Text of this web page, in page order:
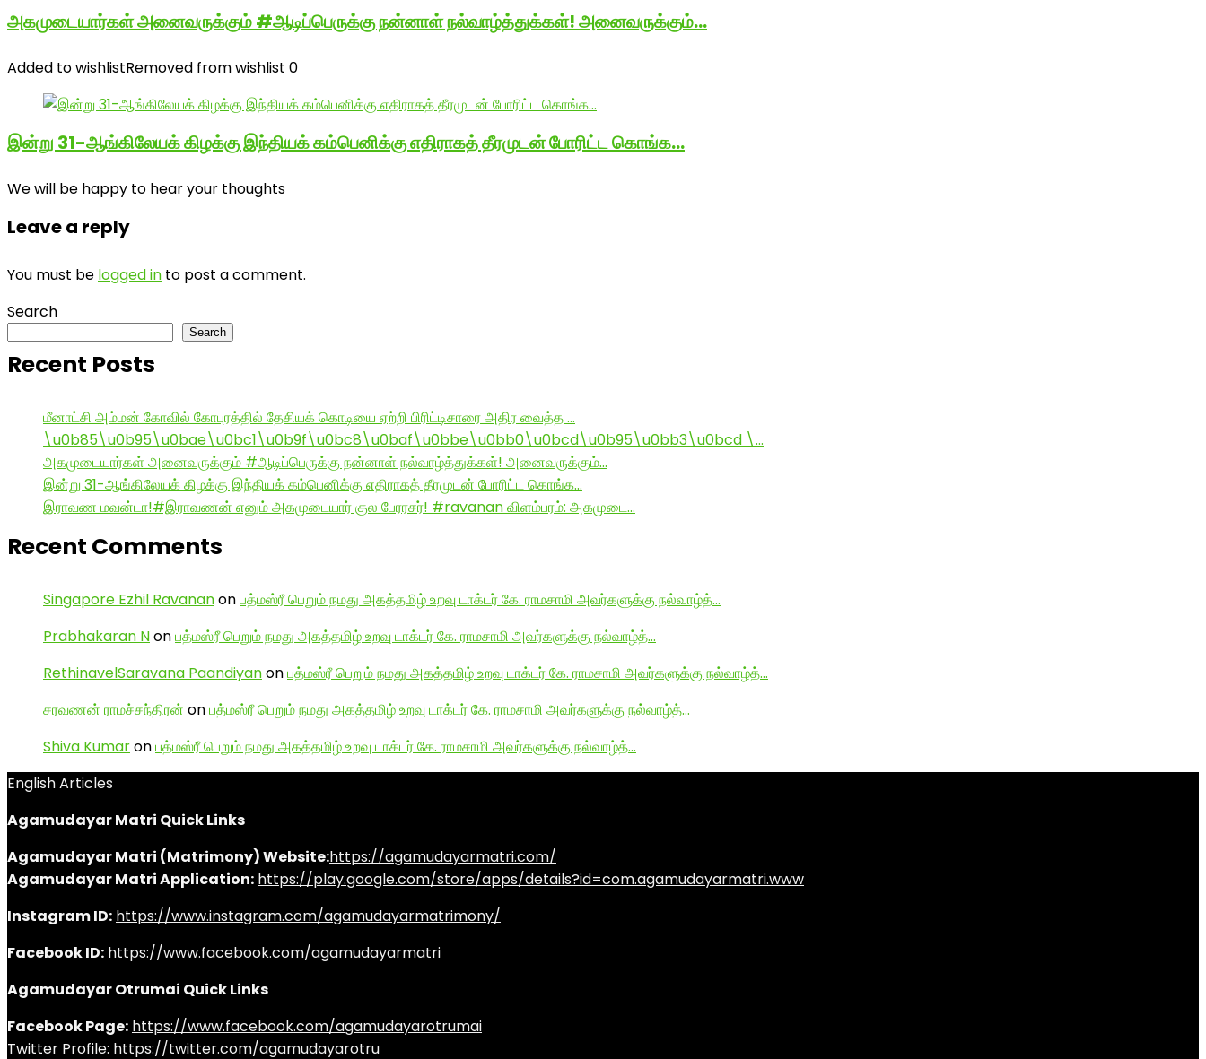
அகமுடையார்கள் அனைவருக்கும் #ஆடிப்பெருக்கு நன்னாள் நல்வாழ்த்துக்கள்! அனைவருக்கும்…
Added to wishlistRemoved from wishlist 0
இன்று 31-ஆங்கிலேயக் கிழக்கு இந்தியக் கம்பெனிக்கு எதிராகத் தீரமுடன் போரிட்ட கொங்க…
We will be happy to hear your thoughts
Leave a reply
You must be logged in to post a comment.
Search
Search
Recent Posts
மீனாட்சி அம்மன் கோவில் கோபுரத்தில் தேசியக் கொடியை ஏற்றி பிரிட்டிசாரை அதிர வைத்த …
\u0b85\u0b95\u0bae\u0bc1\u0b9f\u0bc8\u0baf\u0bbe\u0bb0\u0bcd\u0b95\u0bb3\u0bcd \…
அகமுடையார்கள் அனைவருக்கும் #ஆடிப்பெருக்கு நன்னாள் நல்வாழ்த்துக்கள்! அனைவருக்கும்…
இன்று 31-ஆங்கிலேயக் கிழக்கு இந்தியக் கம்பெனிக்கு எதிராகத் தீரமுடன் போரிட்ட கொங்க…
இராவண மவன்டா!#இராவணன் எனும் அகமுடையார் குல பேரரசர்! #ravanan விளம்பரம்: அகமுடை…
Recent Comments
Singapore Ezhil Ravananonபத்மஸ்ரீ பெறும் நமது அகத்தமிழ் உறவு டாக்டர் கே. ராமசாமி அவர்களுக்கு நல்வாழ்த்…
Prabhakaran Nonபத்மஸ்ரீ பெறும் நமது அகத்தமிழ் உறவு டாக்டர் கே. ராமசாமி அவர்களுக்கு நல்வாழ்த்…
RethinavelSaravana Paandiyanonபத்மஸ்ரீ பெறும் நமது அகத்தமிழ் உறவு டாக்டர் கே. ராமசாமி அவர்களுக்கு நல்வாழ்த்…
சரவணன் ராமச்சந்திரன் onபத்மஸ்ரீ பெறும் நமது அகத்தமிழ் உறவு டாக்டர் கே. ராமசாமி அவர்களுக்கு நல்வாழ்த்…
Shiva Kumaronபத்மஸ்ரீ பெறும் நமது அகத்தமிழ் உறவு டாக்டர் கே. ராமசாமி அவர்களுக்கு நல்வாழ்த்…
English Articles
Agamudayar Matri Quick Links
Agamudayar Matri (Matrimony) Website:https://agamudayarmatri.com/
Agamudayar Matri Application: https://play.google.com/store/apps/details?id=com.agamudayarmatri.www
Instagram ID: https://www.instagram.com/agamudayarmatrimony/
Facebook ID: https://www.facebook.com/agamudayarmatri
Agamudayar Otrumai Quick Links
Facebook Page: https://www.facebook.com/agamudayarotrumai
Twitter Profile: https://twitter.com/agamudayarotru